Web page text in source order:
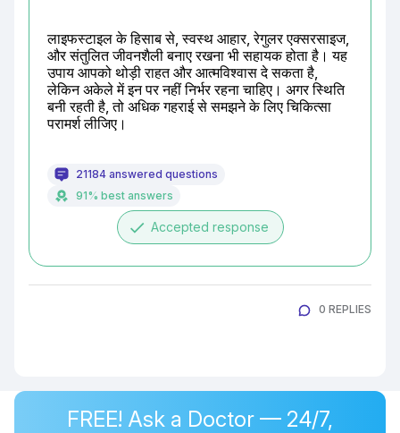
लाइफस्टाइल के हिसाब से, स्वस्थ आहार, रेगुलर एक्सरसाइज,
और संतुलित जीवनशैली बनाए रखना भी सहायक होता है। यह
उपाय आपको थोड़ी राहत और आत्मविश्वास दे सकता है,
लेकिन अकेले में इन पर नहीं निर्भर रहना चाहिए। अगर स्थिति
बनी रहती है, तो अधिक गहराई से समझने के लिए चिकित्सा
परामर्श लीजिए।
21184 answered questions
91% best answers
done Accepted response
0 REPLIES
FREE! Ask a Doctor — 24/7,